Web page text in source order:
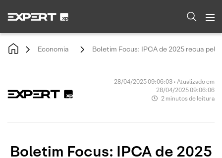
Economia Boletim Focus: IPCA de 2025 recua
28/04/2025 09:06:03 • Atualizado em
28/04/2025 09:06:06
2 minutos de leitura
Boletim Focus: IPCA de 2025